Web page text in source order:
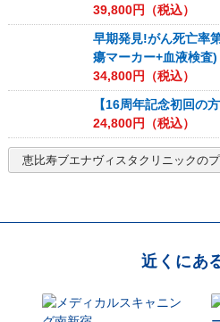
39,800円（税込）
早期発見!がん死亡率
瘍マーカー+血液検査)
34,800円（税込）
【16周年記念初回の
24,800円（税込）
恵比寿ブエナヴィスタクリニックの
近くにあ